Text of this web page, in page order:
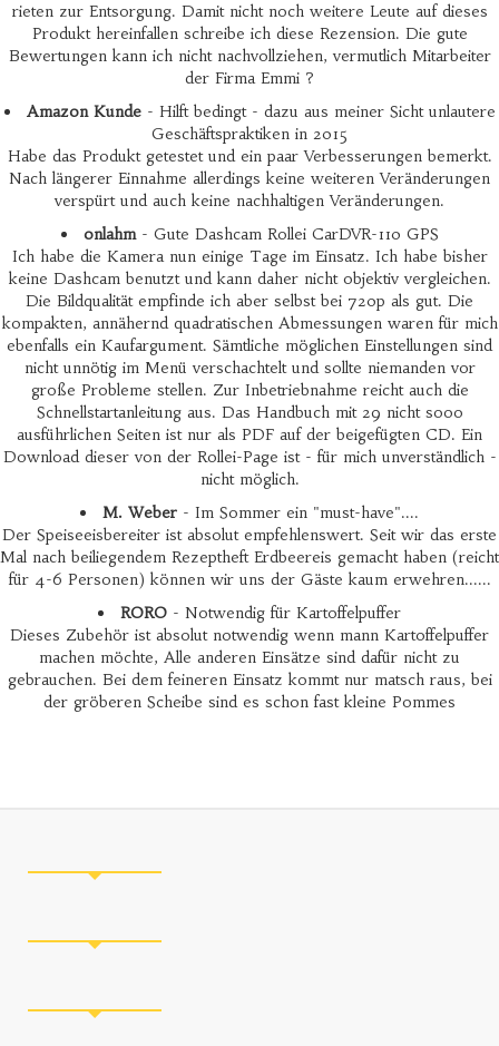
rieten zur Entsorgung. Damit nicht noch weitere Leute auf dieses
Produkt hereinfallen schreibe ich diese Rezension. Die gute
Bewertungen kann ich nicht nachvollziehen, vermutlich Mitarbeiter
der Firma Emmi ?
Amazon Kunde- Hilft bedingt - dazu aus meiner Sicht unlautere
Geschäftspraktiken in 2015
Habe das Produkt getestet und ein paar Verbesserungen bemerkt.
Nach längerer Einnahme allerdings keine weiteren Veränderungen
verspürt und auch keine nachhaltigen Veränderungen.
onlahm- Gute Dashcam Rollei CarDVR-110 GPS
Ich habe die Kamera nun einige Tage im Einsatz. Ich habe bisher
keine Dashcam benutzt und kann daher nicht objektiv vergleichen.
Die Bildqualität empfinde ich aber selbst bei 720p als gut. Die
kompakten, annähernd quadratischen Abmessungen waren für mich
ebenfalls ein Kaufargument. Sämtliche möglichen Einstellungen sind
nicht unnötig im Menü verschachtelt und sollte niemanden vor
große Probleme stellen. Zur Inbetriebnahme reicht auch die
Schnellstartanleitung aus. Das Handbuch mit 29 nicht sooo
ausführlichen Seiten ist nur als PDF auf der beigefügten CD. Ein
Download dieser von der Rollei-Page ist - für mich unverständlich -
nicht möglich.
M. Weber - Im Sommer ein "must-have"....
Der Speiseeisbereiter ist absolut empfehlenswert. Seit wir das erste
Mal nach beiliegendem Rezeptheft Erdbeereis gemacht haben (reicht
für 4-6 Personen) können wir uns der Gäste kaum erwehren......
RORO - Notwendig für Kartoffelpuffer
Dieses Zubehör ist absolut notwendig wenn mann Kartoffelpuffer
machen möchte, Alle anderen Einsätze sind dafür nicht zu
gebrauchen. Bei dem feineren Einsatz kommt nur matsch raus, bei
der gröberen Scheibe sind es schon fast kleine Pommes